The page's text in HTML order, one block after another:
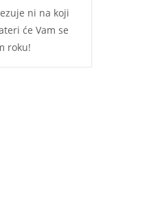
ni na koji
će Vam se
roku!